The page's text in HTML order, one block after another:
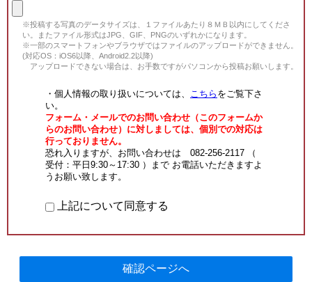
※投稿する写真のデータサイズは、１ファイルあたり８ＭＢ以内にしてくださ
い。またファイル形式はJPG、GIF、PNGのいずれかになります。
※一部のスマートフォンやブラウザではファイルのアップロードができません。
(対応OS：iOS6以降、Android2.2以降)
アップロードできない場合は、お手数ですがパソコンから投稿お願いします。
・個人情報の取り扱いについては、 こちら をご覧下さ
い。
フォーム・メールでのお問い合わせ（このフォームか
らのお問い合わせ）に対しましては、個別での対応は
行っておりません。
恐れ入りますが、お問い合わせは 082-256-2117 （
受付：平日9:30～17:30 ）まで お電話いただきますよ
うお願い致します。
上記について同意する
確認ページへ